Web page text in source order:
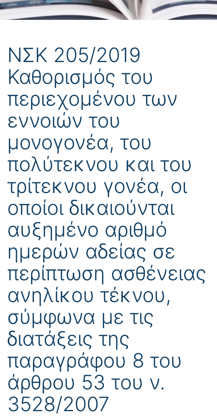
ΝΣΚ 205/2019
Καθορισμός του
περιεχομένου των
εννοιών του
μονογονέα, του
πολύτεκνου και του
τρίτεκνου γονέα, οι
οποίοι δικαιούνται
αυξημένο αριθμό
ημερών αδείας σε
περίπτωση ασθένειας
ανηλίκου τέκνου,
σύμφωνα με τις
διατάξεις της
παραγράφου 8 του
άρθρου 53 του ν.
3528/2007